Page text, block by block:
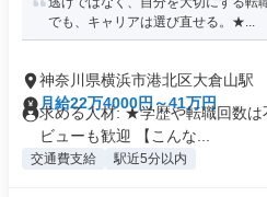
でも、キャリアは選び直せる。★...
神奈川県横浜市港北区大倉山駅
月給22万4000円～41万円
求める人材: ★学歴や転職回数
ビューも歓迎 【こんな...
交通費支給 駅近5分以内